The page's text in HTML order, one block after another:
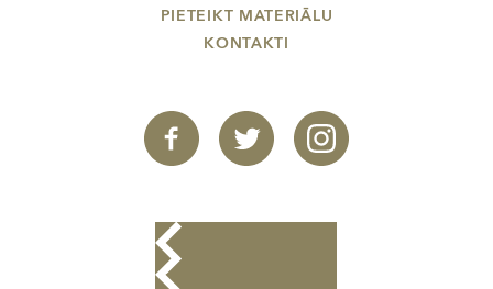
PIETEIKT MATERIĀLU
KONTAKTI